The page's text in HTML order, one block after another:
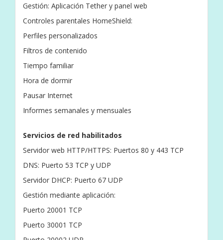
Gestión: Aplicación Tether y panel web
Controles parentales HomeShield:
Perfiles personalizados
Filtros de contenido
Tiempo familiar
Hora de dormir
Pausar Internet
Informes semanales y mensuales
Servicios de red habilitados
Servidor web HTTP/HTTPS: Puertos 80 y 443 TCP
DNS: Puerto 53 TCP y UDP
Servidor DHCP: Puerto 67 UDP
Gestión mediante aplicación:
Puerto 20001 TCP
Puerto 30001 TCP